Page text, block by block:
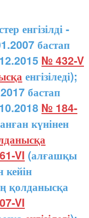
енгізілді -
бастап
№ 432-V
енгізіледі);
бастап
№ 184-
күнінен
VI (алғашқы
кейін
қолданысқа
VI